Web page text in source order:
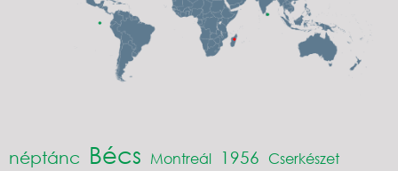
néptánc Bécs Montreál 1956 Cserkészet